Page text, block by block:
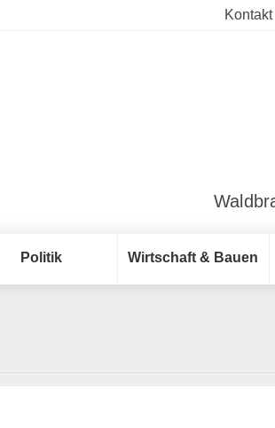
Kontakt
Politik Wirtschaft & Bauen